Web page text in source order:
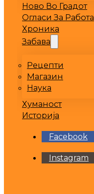
Ново Во Градот
Огласи За Работа
Хроника
Забава
Рецепти
Магазин
Наука
Хуманост
Историја
Facebook
Instagram